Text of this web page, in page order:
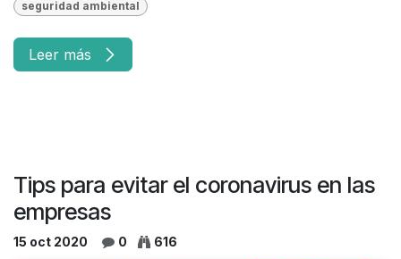
seguridad ambiental
Leer más
Tips para evitar el coronavirus en las
empresas
15 oct 2020 0 616